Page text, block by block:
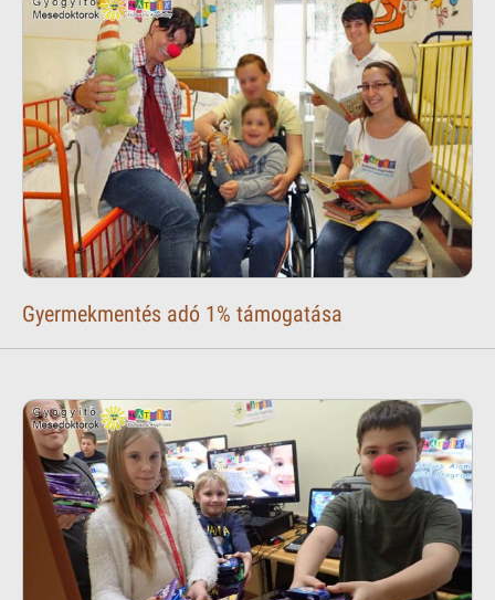
Gyermekmentés adó 1% támogatása